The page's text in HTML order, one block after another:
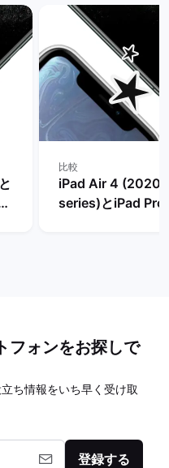
比較
iPad Air 4 (2020,
series)とiPad
フォンをお探しで
ち情報をいち早く受け取
登録する